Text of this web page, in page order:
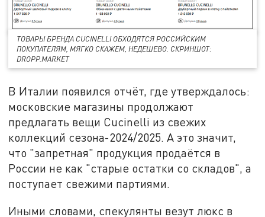
ТОВАРЫ БРЕНДА CUCINELLI ОБХОДЯТСЯ РОССИЙСКИМ
ПОКУПАТЕЛЯМ, МЯГКО СКАЖЕМ, НЕДЕШЕВО. СКРИНШОТ:
DROPP.MARKET
В Италии появился отчёт, где утверждалось:
московские магазины продолжают
предлагать вещи Cucinelli из свежих
коллекций сезона-2024/2025. А это значит,
что "запретная" продукция продаётся в
России не как "старые остатки со складов", а
поступает свежими партиями.
Иными словами, спекулянты везут люкс в